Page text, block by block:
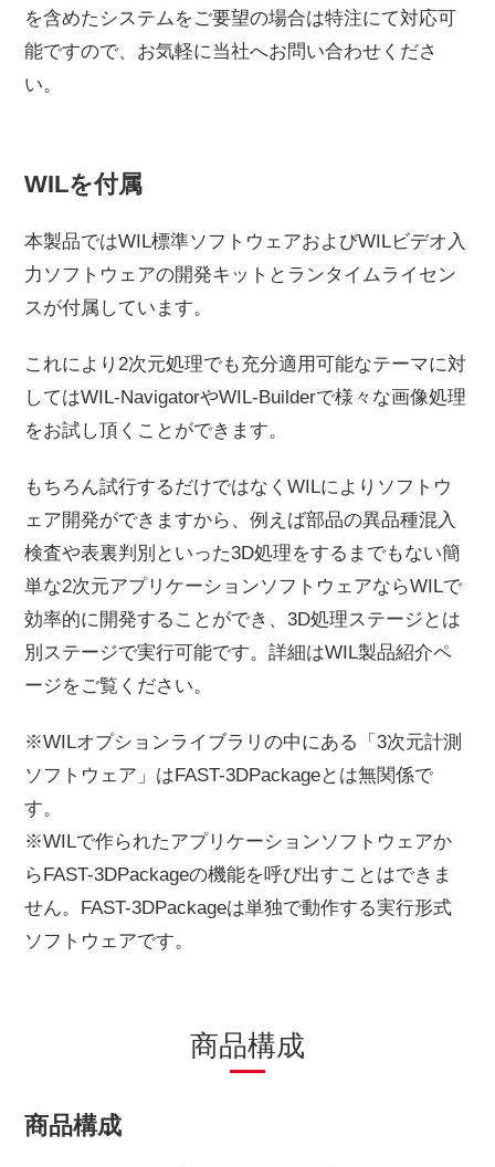
を含めたシステムをご要望の場合は特注にて対応可
能ですので、お気軽に当社へお問い合わせくださ
い。
WILを付属
本製品ではWIL標準ソフトウェアおよびWILビデオ入
力ソフトウェアの開発キットとランタイムライセン
スが付属しています。
これにより2次元処理でも充分適用可能なテーマに対
してはWIL-NavigatorやWIL-Builderで様々な画像処理
をお試し頂くことができます。
もちろん試行するだけではなくWILによりソフトウ
ェア開発ができますから、例えば部品の異品種混入
検査や表裏判別といった3D処理をするまでもない簡
単な2次元アプリケーションソフトウェアならWILで
効率的に開発することができ、3D処理ステージとは
別ステージで実行可能です。詳細はWIL製品紹介ペ
ージをご覧ください。
※WILオプションライブラリの中にある「3次元計測
ソフトウェア」はFAST-3DPackageとは無関係で
す。
※WILで作られたアプリケーションソフトウェアか
らFAST-3DPackageの機能を呼び出すことはできま
せん。FAST-3DPackageは単独で動作する実行形式
ソフトウェアです。
商品構成
商品構成